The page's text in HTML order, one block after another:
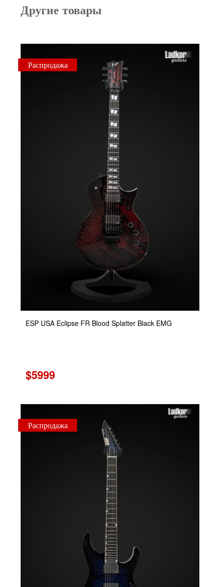
Другие товары
Распродажа
ESP USA Eclipse FR Blood Splatter Black EMG
$5999
Распродажа